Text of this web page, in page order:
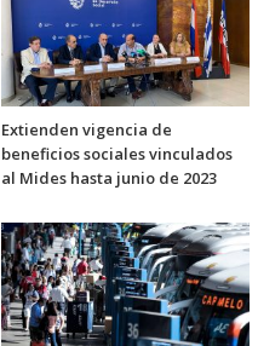
Extienden vigencia de
beneficios sociales vinculados
al Mides hasta junio de 2023